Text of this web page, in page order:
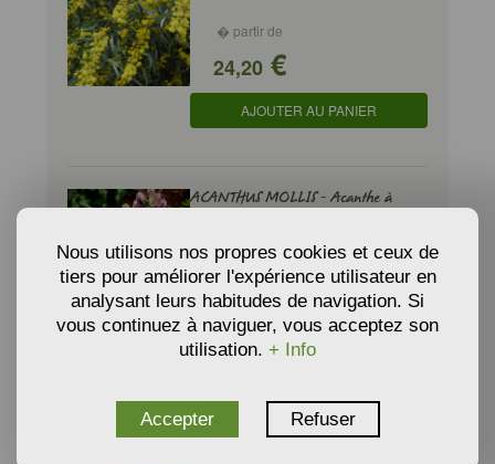
� partir de
24,20€
AJOUTER AU PANIER
ACANTHUS MOLLIS - Acanthe à
� partir de
10,76€
AJOUTER AU PANIER
ADANSONIA DIGITATA - Baobab
africain
Nous utilisons nos propres cookies et ceux de
tiers pour améliorer l'expérience utilisateur en
analysant leurs habitudes de navigation. Si
vous continuez à naviguer, vous acceptez son
utilisation. + Info
Accepter Refuser